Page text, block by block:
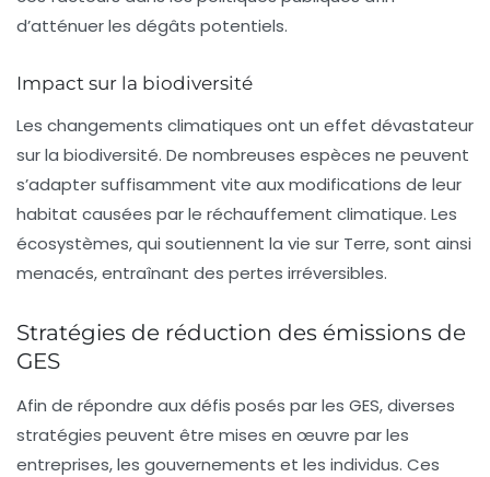
d’atténuer les dégâts potentiels.
Impact sur la biodiversité
Les changements climatiques ont un effet dévastateur
sur la biodiversité. De nombreuses espèces ne peuvent
s’adapter suffisamment vite aux modifications de leur
habitat causées par le réchauffement climatique. Les
écosystèmes, qui soutiennent la vie sur Terre, sont ainsi
menacés, entraînant des pertes irréversibles.
Stratégies de réduction des émissions de
GES
Afin de répondre aux défis posés par les GES, diverses
stratégies peuvent être mises en œuvre par les
entreprises, les gouvernements et les individus. Ces